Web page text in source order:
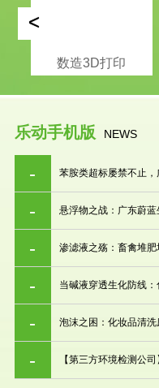
数造3D打印
<
乐动手机版 NEWS
苯胺类超标屡禁不止
悬浮物之战：广东蔚
渗滤液之殇：畜禽堆
当碱液穿透生化防线
泡沫之困：化妆品清
【第三方环境检测公